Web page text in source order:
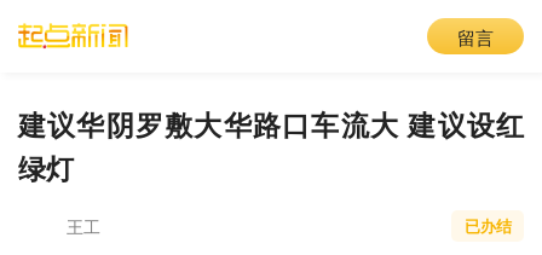
留言
建议华阴罗敷大华路口车流大 建议设红
绿灯
王工 已办结